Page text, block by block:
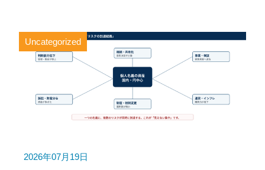
Uncategorized
2026年07月19日